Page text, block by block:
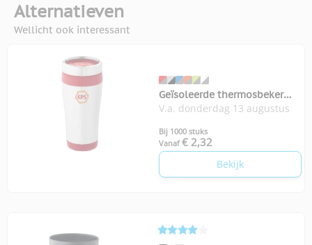
Alternatieven
Wellicht ook interessant
Geïsoleerde thermosbeker
Elwood 410 ml
V.a. donderdag 13 augustus
Bij 1000 stuks
Vanaf € 2,32
Bekijk